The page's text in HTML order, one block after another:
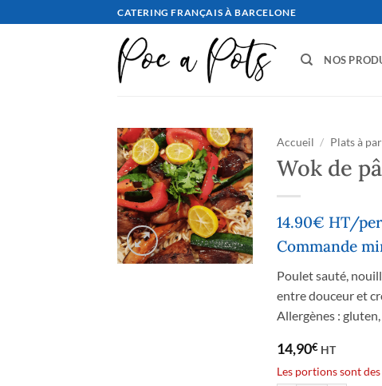
au
CATERING FRANÇAIS À BARCELONE
NOS
Accueil / Plats à
Wok de
14.90€ HT/
Commande
Poulet sauté,
entre douceur et
Allergènes :
14,90€ HT
Les portions sont